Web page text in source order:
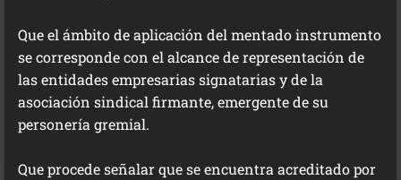
Que el ámbito de aplicación del mentado instrumento
se corresponde con el alcance de representación de
las entidades empresarias signatarias y de la
asociación sindical firmante, emergente de su
personería gremial.
Que procede señalar que se encuentra acreditado por